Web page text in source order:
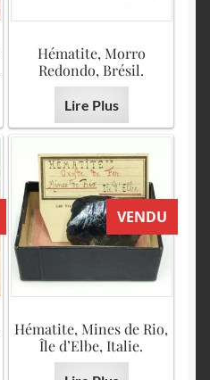
Hématite, Morro
Redondo, Brésil.
Lire Plus
VENDU
Hématite, Mines de Rio,
Île d’Elbe, Italie.